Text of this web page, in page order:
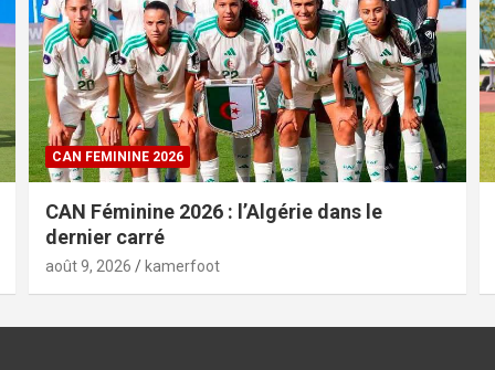
CAN FEMININE 2026
CAN Féminine 2026 : l’Algérie dans le
dernier carré
août 9, 2026 kamerfoot